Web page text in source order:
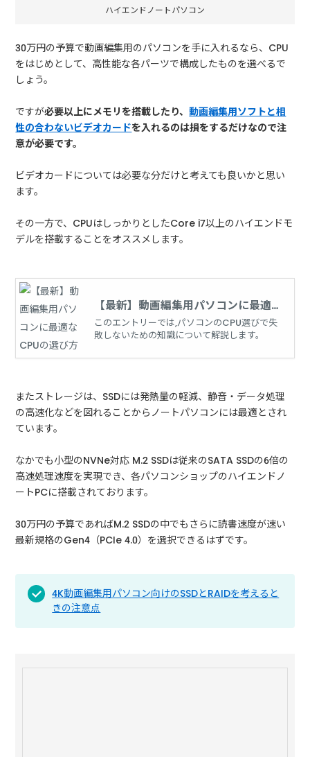
ハイエンドノートパソコン
30万円の予算で動画編集用のパソコンを手に入れるなら、CPU
をはじめとして、高性能な各パーツで構成したものを選べるで
しょう。
ですが必要以上にメモリを搭載したり、動画編集用ソフトと相
性の合わないビデオカードを入れるのは損をするだけなので注
意が必要です。
ビデオカードについては必要な分だけと考えても良いかと思い
ます。
その一方で、CPUはしっかりとしたCore i7以上のハイエンドモ
デルを搭載することをオススメします。
【最新】動画編集用パソコンに最適な
CPUの選び方
このエントリーでは,パソコンのCPU選びで失
敗しないための知識について解説します。
またストレージは、SSDには発熱量の軽減、静音・データ処理
の高速化などを図れることからノートパソコンには最適とされ
ています。
なかでも小型のNVNe対応 M.2 SSDは従来のSATA SSDの6倍の
高速処理速度を実現でき、各パソコンショップのハイエンドノ
ートPCに搭載されております。
30万円の予算であればM.2 SSDの中でもさらに読書速度が速い
最新規格のGen4（PCIe 4.0）を選択できるはずです。
4K動画編集用パソコン向けのSSDとRAIDを考えると
きの注意点